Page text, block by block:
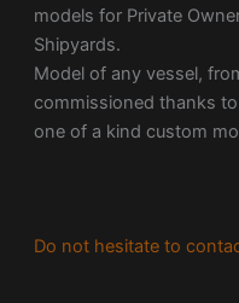
models for Private
Shipyards.
Model of any vessel,
commissioned thanks
one of a kind custom
Do not hesitate to